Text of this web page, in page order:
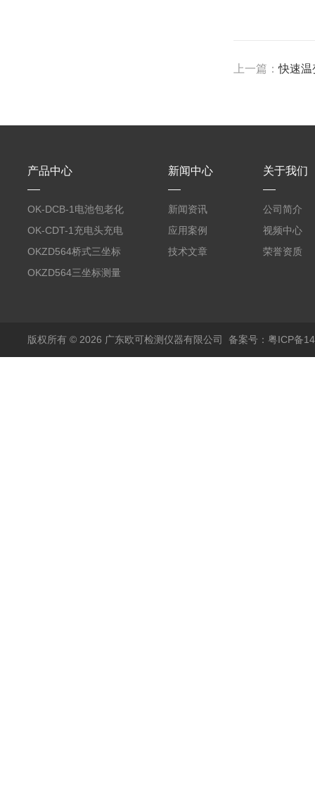
上一篇：快速温
产品中心
OK-DCB-1电池包老化
测试系统
OK-CDT-1充电头充电
宝测试系统
OKZD564桥式三坐标
测量仪
OKZD564三坐标测量
新闻中心
新闻资讯
应用案例
技术文章
关于我们
公司简介
视频中心
荣誉资质
版权所有 © 2026 广东欧可检测仪器有限公司 备案号：粤ICP备